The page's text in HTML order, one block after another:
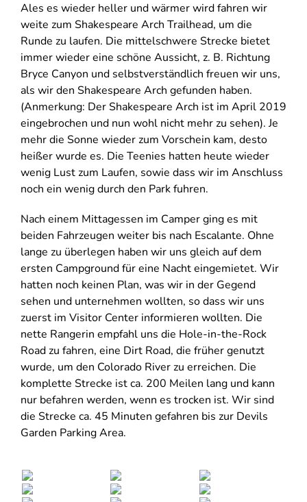
Ales es wieder heller und wärmer wird fahren wir
weite zum Shakespeare Arch Trailhead, um die
Runde zu laufen. Die mittelschwere Strecke bietet
immer wieder eine schöne Aussicht, z. B. Richtung
Bryce Canyon und selbstverständlich freuen wir uns,
als wir den Shakespeare Arch gefunden haben.
(Anmerkung: Der Shakespeare Arch ist im April 2019
eingebrochen und nun wohl nicht mehr zu sehen). Je
mehr die Sonne wieder zum Vorschein kam, desto
heißer wurde es. Die Teenies hatten heute wieder
wenig Lust zum Laufen, sowie dass wir im Anschluss
noch ein wenig durch den Park fuhren.
Nach einem Mittagessen im Camper ging es mit
beiden Fahrzeugen weiter bis nach Escalante. Ohne
lange zu überlegen haben wir uns gleich auf dem
ersten Campground für eine Nacht eingemietet. Wir
hatten noch keinen Plan, was wir in der Gegend
sehen und unternehmen wollten, so dass wir uns
zuerst im Visitor Center informieren wollten. Die
nette Rangerin empfahl uns die Hole-in-the-Rock
Road zu fahren, eine Dirt Road, die früher genutzt
wurde, um den Colorado River zu erreichen. Die
komplette Strecke ist ca. 200 Meilen lang und kann
nur befahren werden, wenn es trocken ist. Wir sind
die Strecke ca. 45 Minuten gefahren bis zur Devils
Garden Parking Area.